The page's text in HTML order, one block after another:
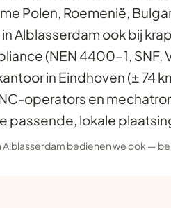
Polen, Roemenië,
Alblasserdam ook bij
(NEN 4400-1, SNF,
in Eindhoven (± 74
operators en
passende, lokale
bedienen we ook —